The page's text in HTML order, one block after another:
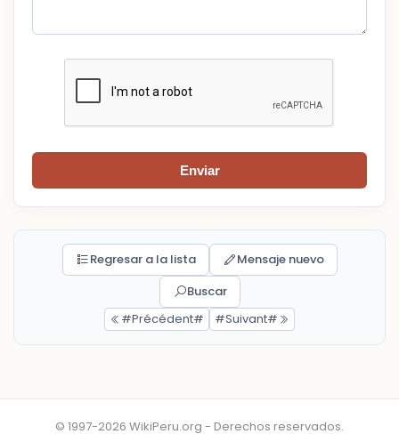
Enviar
Regresar a la lista
Mensaje nuevo
Buscar
#Précédent#
#Suivant#
© 1997-2026 WikiPeru.org - Derechos reservados.